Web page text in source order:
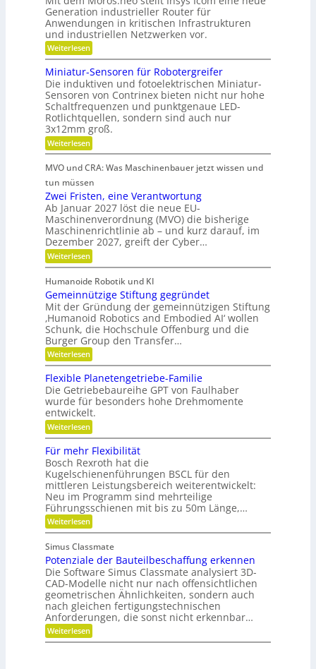
r
r
e
n
h
a
f
t
i
n
d
e
r
K
u
n
s
t
s
t
o
f
f
b
a
n
c
h
e
e
t
r
i
b
s
z
e
i
t
d
a
n
k
Ö
l
a
u
s
g
l
e
i
c
h
e
l
-
P
C
-
S
e
r
f
ü
r
j
e
e
L
i
s
t
u
n
g
s
k
l
a
s
s
e
Generation industrieller Router für
Anwendungen in kritischen Infrastrukturen
und industriellen Netzwerken vor.
Weiterlesen:
R
o
b
u
s
t
e
u
n
d
s
i
h
e
r
e
R
o
u
t
e
g
e
n
e
r
a
t
i
o
n
Miniatur-Sensoren für Robotergreifer
Die induktiven und fotoelektrischen Miniatur-
Sensoren von Contrinex bieten nicht nur hohe
Schaltfrequenzen und punktgenaue LED-
Rotlichtquellen, sondern sind auch nur
3x12mm groß.
Weiterlesen:
M
n
i
t
u
r
-
S
e
n
s
o
r
e
n
f
ü
r
R
o
b
o
t
e
r
g
r
e
e
r
MVO und CRA: Was Maschinenbauer jetzt wissen und
tun müssen
Zwei Fristen, eine Verantwortung
Ab Januar 2027 löst die neue EU-
Maschinenverordnung (MVO) die bisherige
Maschinenrichtlinie ab – und kurz darauf, im
Dezember 2027, greift der Cyber…
Weiterlesen:
Z
e
i
F
r
i
s
t
e
n
,
e
i
n
e
V
e
a
n
t
w
o
r
t
u
n
Humanoide Robotik und KI
Gemeinnützige Stiftung gegründet
Mit der Gründung der gemeinnützigen Stiftung
‚Humanoid Robotics and Embodied AI‘ wollen
Schunk, die Hochschule Offenburg und die
Burger Group den Transfer…
Weiterlesen:
G
e
m
e
i
n
n
ü
t
z
i
g
e
S
t
i
f
t
n
g
g
e
g
r
ü
n
d
e
Flexible Planetengetriebe-Familie
Die Getriebebaureihe GPT von Faulhaber
wurde für besonders hohe Drehmomente
entwickelt.
Weiterlesen:
F
e
x
i
b
l
e
P
l
a
n
t
e
n
g
e
t
r
i
e
Für mehr Flexibilität
Bosch Rexroth hat die
Kugelschienenführungen BSCL für den
mittleren Leistungsbereich weiterentwickelt:
Neu im Programm sind mehrteilige
Führungsschienen mit bis zu 50m Länge,…
Weiterlesen:
F
r
m
e
h
r
F
l
e
x
i
Simus Classmate
Potenziale der Bauteilbeschaffung erkennen
Die Software Simus Classmate analysiert 3D-
CAD-Modelle nicht nur nach offensichtlichen
geometrischen Ähnlichkeiten, sondern auch
nach gleichen fertigungstechnischen
Anforderungen, die sonst nicht erkennbar…
Weiterlesen:
P